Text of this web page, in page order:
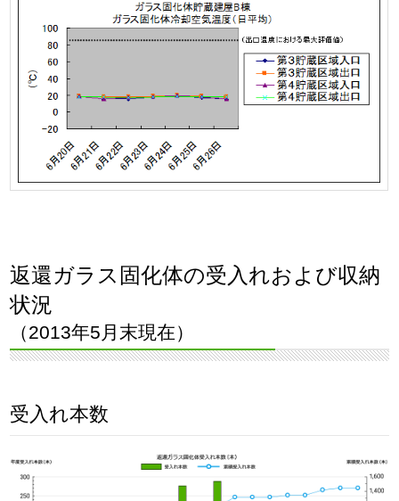
返還ガラス固化体の受入れおよび収納
状況
（2013年5月末現在）
受入れ本数